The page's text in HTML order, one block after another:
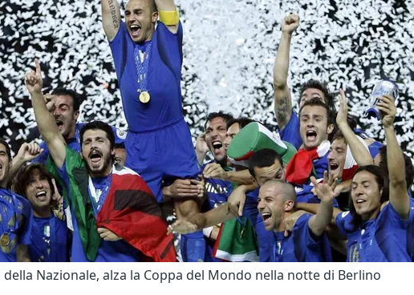
Nazionale, alza la Coppa del Mondo nella notte di Berlino